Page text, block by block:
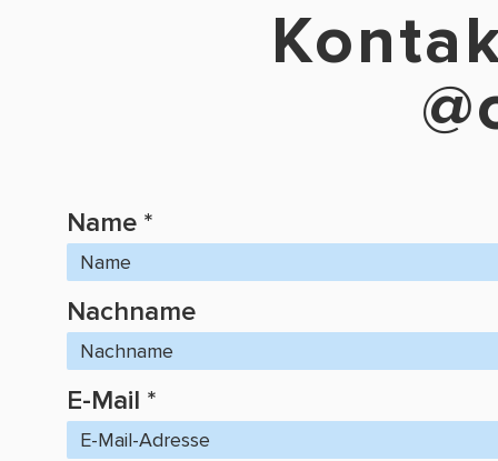
Name
Nachname
E-Mail